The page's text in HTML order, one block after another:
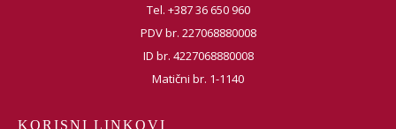
Tel. +387 36 650 960
PDV br. 227068880008
ID br. 4227068880008
Matični br. 1-1140
KORISNI LINKOVI